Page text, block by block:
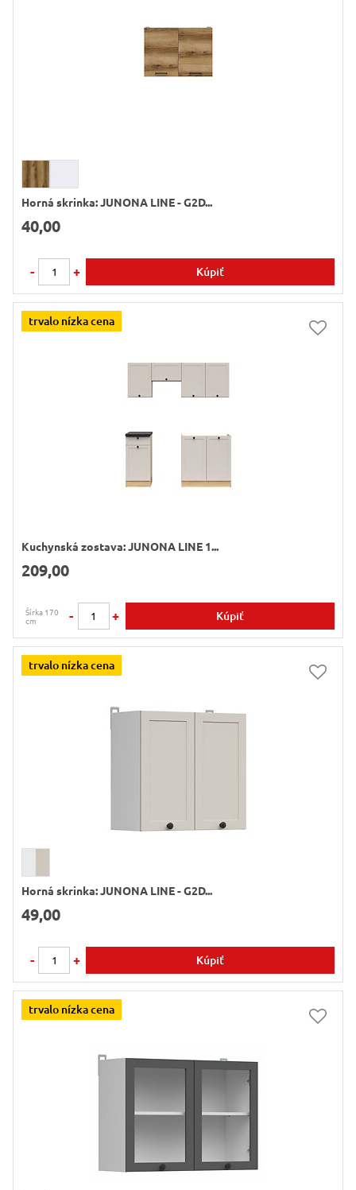
Horná skrinka: JUNONA LINE - G2D...
40,00
- + Kúpiť
trvalo nízka cena
Kuchynská zostava: JUNONA LINE 1...
209,00
Šírka 170
cm
- + Kúpiť
trvalo nízka cena
Horná skrinka: JUNONA LINE - G2D...
49,00
- + Kúpiť
trvalo nízka cena